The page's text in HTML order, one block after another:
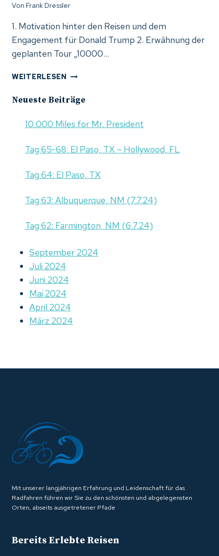
Von Frank Dressler
1. Motivation hinter den Reisen und dem
Engagement für Donald Trump 2. Erwähnung der
geplanten Tour „10000…
WEITERLESEN 10.000
FOR
PRESIDENT
Neueste Beiträge
10.000 Miles for Mr. President
Tag 65-68: El Paso, TX – Hollywood, FL
Tag 64: El Paso, TX
Tag 63: Albuquerque, NM (7.7.24)
Tag 62: Farmington, NM (6.7.24)
September 2024
Juli 2024
Juni 2024
Mai 2024
April 2024
März 2024
Mit unserer langjährigen Erfahrung und Leidenschaft für das
Radfahren führen wir Sie zu den schönsten und abgelegensten
Orten, abseits ausgetretener Pfade
Bereits Erlebte Reisen